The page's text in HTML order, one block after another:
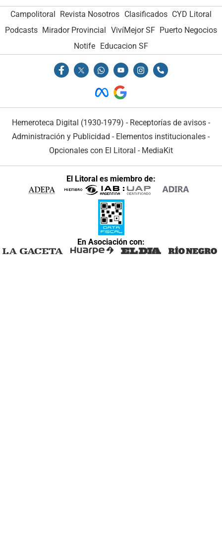
Campolitoral Revista Nosotros Clasificados CYD Litoral
Podcasts Mirador Provincial VivíMejor SF Puerto Negocios
Notife Educacion SF
Hemeroteca Digital (1930-1979) - Receptorías de avisos -
Administración y Publicidad - Elementos institucionales -
Opcionales con El Litoral - MediaKit
El Litoral es miembro de:
En Asociación con: